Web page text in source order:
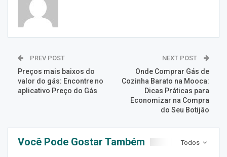
PREV POST
Preços mais baixos do
valor do gás: Encontre no
aplicativo Preço do Gás
NEXT POST
Onde Comprar Gás de
Cozinha Barato na Mooca:
Dicas Práticas para
Economizar na Compra
do Seu Botijão
Todos
Você Pode Gostar Também